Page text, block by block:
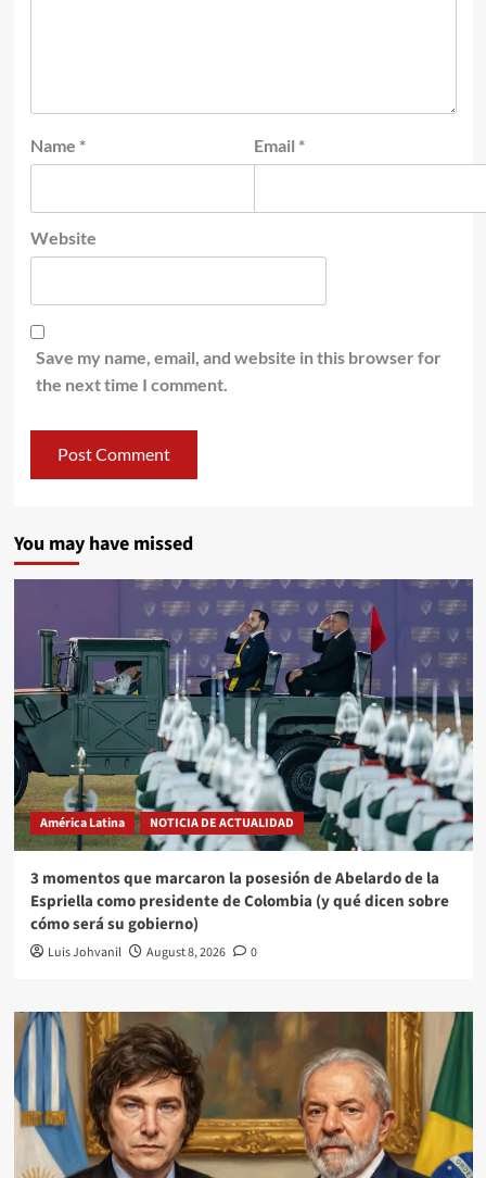
Name * Email *
Website
Save my name, email, and website in this browser for
the next time I comment.
You may have missed
América Latina NOTICIA DE ACTUALIDAD
3 momentos que marcaron la posesión de Abelardo de la
Espriella como presidente de Colombia (y qué dicen sobre
cómo será su gobierno)
Luis Johvanil August 8, 2026 0